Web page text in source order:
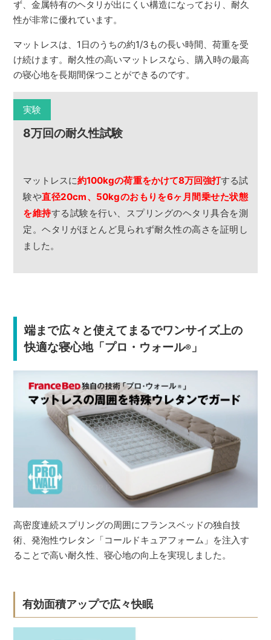
ず、金属特有のヘタリが出にくい構造になっており、耐久
性が非常に優れています。
マットレスは、1日のうちの約1/3もの長い時間、荷重を受
け続けます。耐久性の高いマットレスなら、購入時の最高
の寝心地を長期間保つことができるのです。
実験
8万回の耐久性試験
マットレスに約100kgの荷重をかけて8万回強打する試
験や直径20cm、50kgのおもりを6ヶ月間乗せた状態
を維持する試験を行い、スプリングのヘタリ具合を測
定。ヘタリがほとんど見られず耐久性の高さを証明し
ました。
端まで広々と使えてまるでワンサイズ上の
快適な寝心地「プロ・ウォール®」
高密度連続スプリングの周囲にフランスベッドの独自技
術、発泡性ウレタン「コールドキュアフォーム」を注入す
ることで高い耐久性、寝心地の向上を実現しました。
有効面積アップで広々快眠